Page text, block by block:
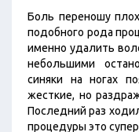
Боль переношу
подобного рода
именно удалить
небольшими
синяки на ногах
жесткие, но
Последний раз
процедуры это